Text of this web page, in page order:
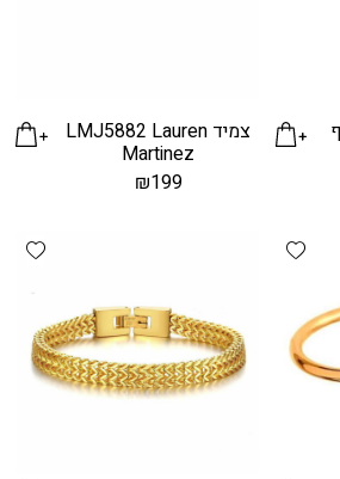
צמיד LMJ5882 Lauren
Martinez
₪199
Add wishlist